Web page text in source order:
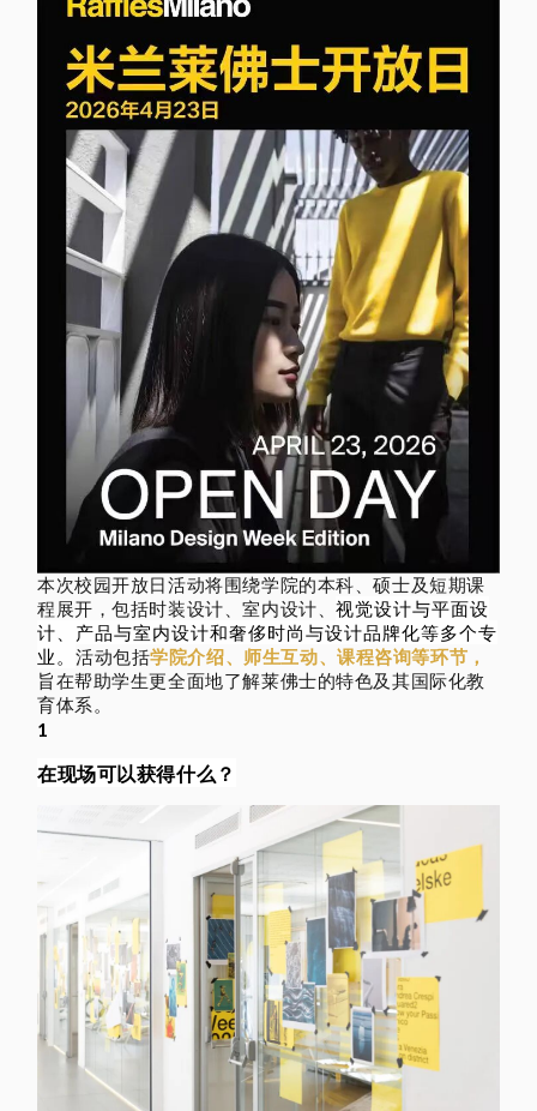
本次校园开放日活动将围绕学院的本科、硕士及短期课
程展开，包括时装设计、室内设计、视觉设计与平面设
计、 产品与室内设计和奢侈时尚与设计品牌化等多个专
业。 活动包括学院介绍、师生互动、课程咨询等环节，
旨在帮助学生更全面地了解莱佛士的特色及其国际化教
育体系。
1
在现场可以获得什么？